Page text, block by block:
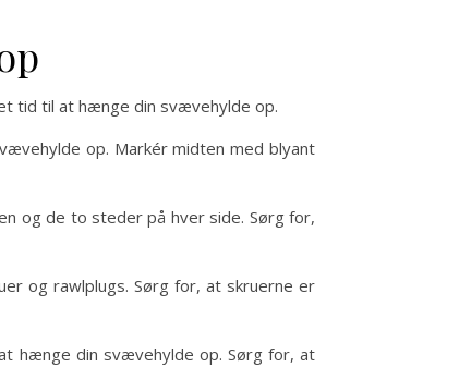
tid til at hænge din svævehylde op.
op. Markér midten med blyant
og de to steder på hver side. Sørg for,
og rawlplugs. Sørg for, at skruerne er
hænge din svævehylde op. Sørg for, at